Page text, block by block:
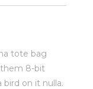
tote bag
them 8-bit
on it nulla.